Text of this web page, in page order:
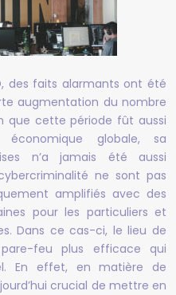
des faits alarmants ont été
augmentation du nombre
que cette période fût aussi
économique globale, sa
n’a jamais été aussi
ne sont pas
amplifiés avec des
pour les particuliers et
Dans ce cas-ci, le lieu de
feu plus efficace qui
En effet, en matière de
crucial de mettre en